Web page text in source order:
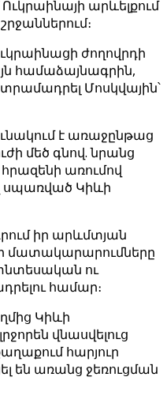
արևելքում
ժողովրդի
համաձայնագրին,
Մոսկվային՝
է առաջընթաց
մեծ գնով. նրանց
առումով
սպառված Կիևի
իր արևմտյան
մատակարարումները
ու
համար։
Կիևի
վնասվելուց
հարյուր
են առանց ջեռուցման